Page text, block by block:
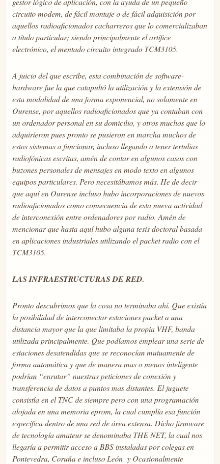
circuito modem, de fácil montaje o de fácil adquisición por
aquellos radioaficionados cacharreros que lo comercializaban
a título particular; siendo principalmente el artífice
electrónico, el mentado circuito integrado TCM3105.
A juicio del que escribe, esta combinación de software-
hardware fue la que catapultó la utilización y la extensión de
esta modalidad de una forma exponencial, no solamente en
Ourense, por aquellos radioaficionados que ya contaban con
un ordenador personal en su domicilio, y otros muchos que lo
adquirieron pues pronto se pusieron en marcha muchos de
estos sistemas a funcionar, incluso llegando a tener tertulias
radiofónicas escritas, amén de contar en algunos casos con
buzones personales de mensajes en modo texto en algunos
equipos particulares. Pero necesitábamos más. He de decir
que aquí en Ourense incluso hubo incorporaciones de nuevos
radioaficionados como consecuencia de esta nueva actividad
de interconexión entre ordenadores por radio. Amén de
mencionar que hasta aquí hubo alguna tesis doctoral basada
en aplicaciones industriales utilizando el packet radio con el
TCM3105.
LAS INFRAESTRUCTURAS DE RED.
Pronto descubrimos que la cosa no terminaba ahí. Que existía
la posibilidad de interconectar estaciones packet a una
distancia mayor que la que limitaba la propia VHF, banda
utilizada principalmente. Que podíamos emplear una serie de
estaciones desatendidas que se reconocían mutuamente de
forma automática y que de manera mas o menos inteligente
podrían “enrutar” nuestras peticiones de conexión y
transferencia de datos a puntos mas distantes. El juguete
consistía en el TNC de siempre pero con una programación
alojada en una memoria eprom, la cual cumplía esa función
específica dentro de una red de área extensa. Dicho firmware
de tecnología amateur se denominaba THE NET, la cual nos
llegaría a permitir acceso a BBS instaladas por colegas en
Pontevedra, Coruña e incluso León y Ocasionalmente